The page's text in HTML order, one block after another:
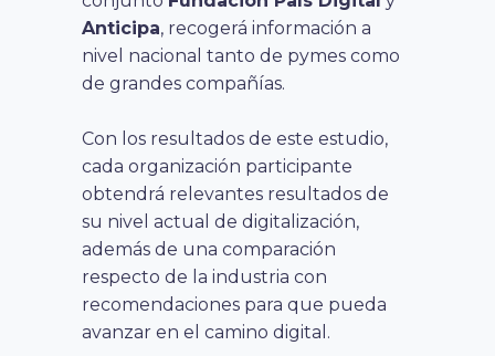
Anticipa, recogerá información a
nivel nacional tanto de pymes como
de grandes compañías.
Con los resultados de este estudio,
cada organización participante
obtendrá relevantes resultados de
su nivel actual de digitalización,
además de una comparación
respecto de la industria con
recomendaciones para que pueda
avanzar en el camino digital.